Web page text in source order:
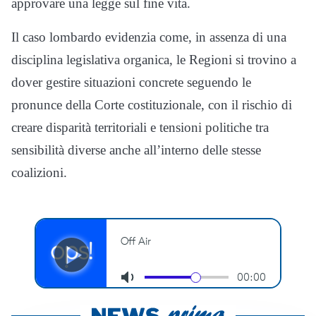
approvare una legge sul fine vita.
Il caso lombardo evidenzia come, in assenza di una
disciplina legislativa organica, le Regioni si trovino a
dover gestire situazioni concrete seguendo le
pronunce della Corte costituzionale, con il rischio di
creare disparità territoriali e tensioni politiche tra
sensibilità diverse anche all’interno delle stesse
coalizioni.